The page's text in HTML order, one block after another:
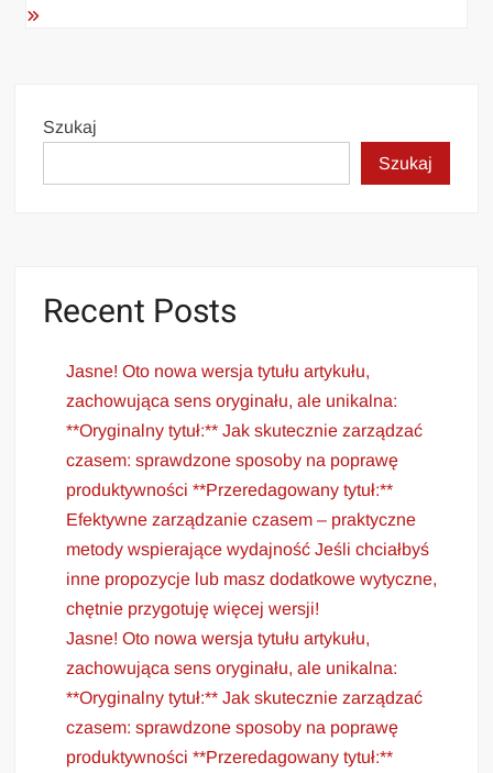
Szukaj
Szukaj
Recent Posts
Jasne! Oto nowa wersja tytułu artykułu,
zachowująca sens oryginału, ale unikalna:
**Oryginalny tytuł:** Jak skutecznie zarządzać
czasem: sprawdzone sposoby na poprawę
produktywności **Przeredagowany tytuł:**
Efektywne zarządzanie czasem – praktyczne
metody wspierające wydajność Jeśli chciałbyś
inne propozycje lub masz dodatkowe wytyczne,
chętnie przygotuję więcej wersji!
Jasne! Oto nowa wersja tytułu artykułu,
zachowująca sens oryginału, ale unikalna:
**Oryginalny tytuł:** Jak skutecznie zarządzać
czasem: sprawdzone sposoby na poprawę
produktywności **Przeredagowany tytuł:**